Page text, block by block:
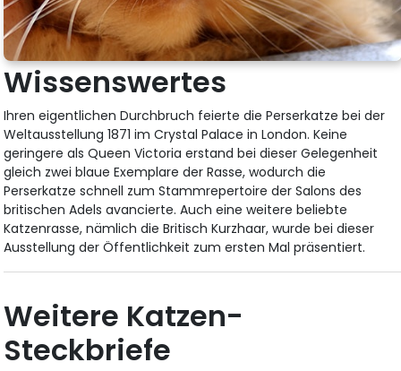
Wissenswertes
Ihren eigentlichen Durchbruch feierte die Perserkatze bei der
Weltausstellung 1871 im Crystal Palace in London. Keine
geringere als Queen Victoria erstand bei dieser Gelegenheit
gleich zwei blaue Exemplare der Rasse, wodurch die
Perserkatze schnell zum Stammrepertoire der Salons des
britischen Adels avancierte. Auch eine weitere beliebte
Katzenrasse, nämlich die Britisch Kurzhaar, wurde bei dieser
Ausstellung der Öffentlichkeit zum ersten Mal präsentiert.
Weitere Katzen-
Steckbriefe